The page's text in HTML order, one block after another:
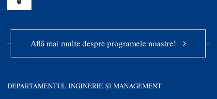
Află mai multe despre programele noastre!
DEPARTAMENTUL INGINERIE ȘI MANAGEMENT